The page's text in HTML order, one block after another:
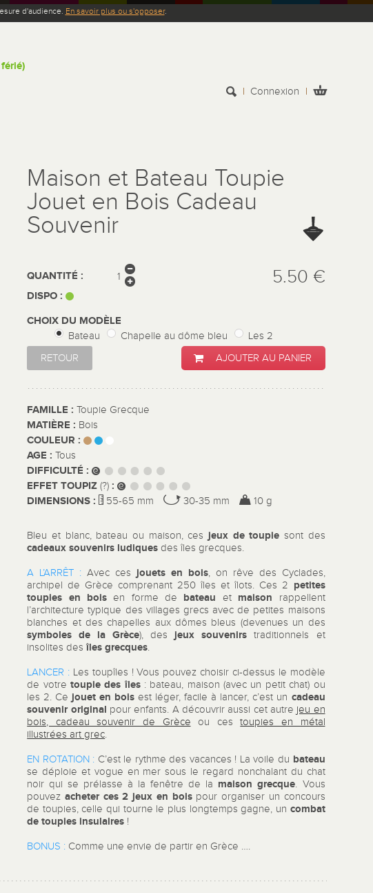
d'audience. En savoir plus ou s'opposer.
Connexion
Maison et Bateau Toupie
Jouet en Bois Cadeau
Souvenir
QUANTITÉ :
DISPO :
5.50 €
CHOIX DU MODÈLE
Bateau Chapelle au dôme bleu
Les 2
RETOUR
AJOUTER AU PANIER
FAMILLE :Toupie Grecque
MATIÈRE : Bois
COULEUR :
AGE :Tous
DIFFICULTÉ :
EFFET TOUPIZ(?) :
DIMENSIONS :
55-65 mm 30-35 mm 10 g
Bleu et blanc, bateau ou maison, ces jeux de toupie sont des
cadeaux souvenirs ludiques des îles grecques.
A L’ARRÊT : Avec ces jouets en bois, on rêve des Cyclades,
archipel de Grèce comprenant 250 îles et îlots. Ces 2 petites
toupies en boisen forme de bateau et maison rappellent
l’architecture typique des villages grecs avec de petites maisons
blanches et des chapelles aux dômes bleus (devenues un des
symboles de la Grèce), des jeux souvenirstraditionnels et
insolites desîles grecques.
LANCER : Les toupîles ! Vous pouvez choisir ci-dessus le modèle
de votre toupie des îles: bateau, maison (avec un petit chat) ou
les 2. Ce jouet en bois est léger, facile à lancer, c’est un cadeau
souvenir original pour enfants. A découvrir aussi cet autre jeu en
bois, cadeau souvenir de Grèce ou cestoupies en métal
illustrées art grec.
EN ROTATION : C’est le rythme des vacances ! La voile du bateau
se déploie et vogue en mer sous le regard nonchalant du chat
noir qui se prélasse à la fenêtre de la maison grecque. Vous
pouvez acheter ces 2 jeux en boispour organiser un concours
de toupies, celle qui tourne le plus longtemps gagne, un combat
de toupies insulaires !
BONUS : Comme une envie de partir en Grèce ….